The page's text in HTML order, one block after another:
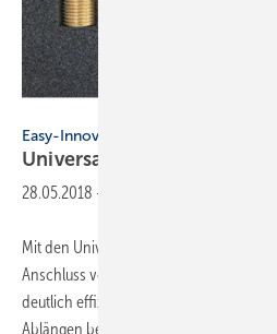
Easy-Innovation
Universalverlängerungen
28.05.2018 -
Mit den Universal Hahnverlängerungen
Anschluss von Easy-Innovation lassen
deutlich effizienter gestalten. Zudem
Ablängen bei der Installation vor Ort